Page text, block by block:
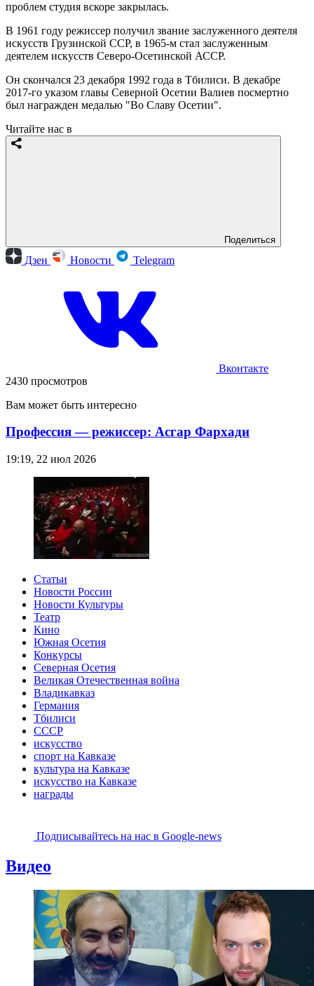
проблем студия вскоре закрылась.
В 1961 году режиссер получил звание заслуженного деятеля
искусств Грузинской ССР, в 1965-м стал заслуженным
деятелем искусств Северо-Осетинской АССР.
Он скончался 23 декабря 1992 года в Тбилиси. В декабре
2017-го указом главы Северной Осетии Валиев посмертно
был награжден медалью "Во Славу Осетии".
Читайте нас в
Поделиться
Дзен Новости Telegram
Вконтакте
2430 просмотров
Вам может быть интересно
Профессия — режиссер: Асгар Фархади
19:19, 22 июл 2026
Статьи
Новости России
Новости Культуры
Театр
Кино
Южная Осетия
Конкурсы
Северная Осетия
Великая Отечественная война
Владикавказ
Германия
Тбилиси
СССР
искусство
спорт на Кавказе
культура на Кавказе
искусство на Кавказе
награды
Подписывайтесь на наc в Google-news
Видео